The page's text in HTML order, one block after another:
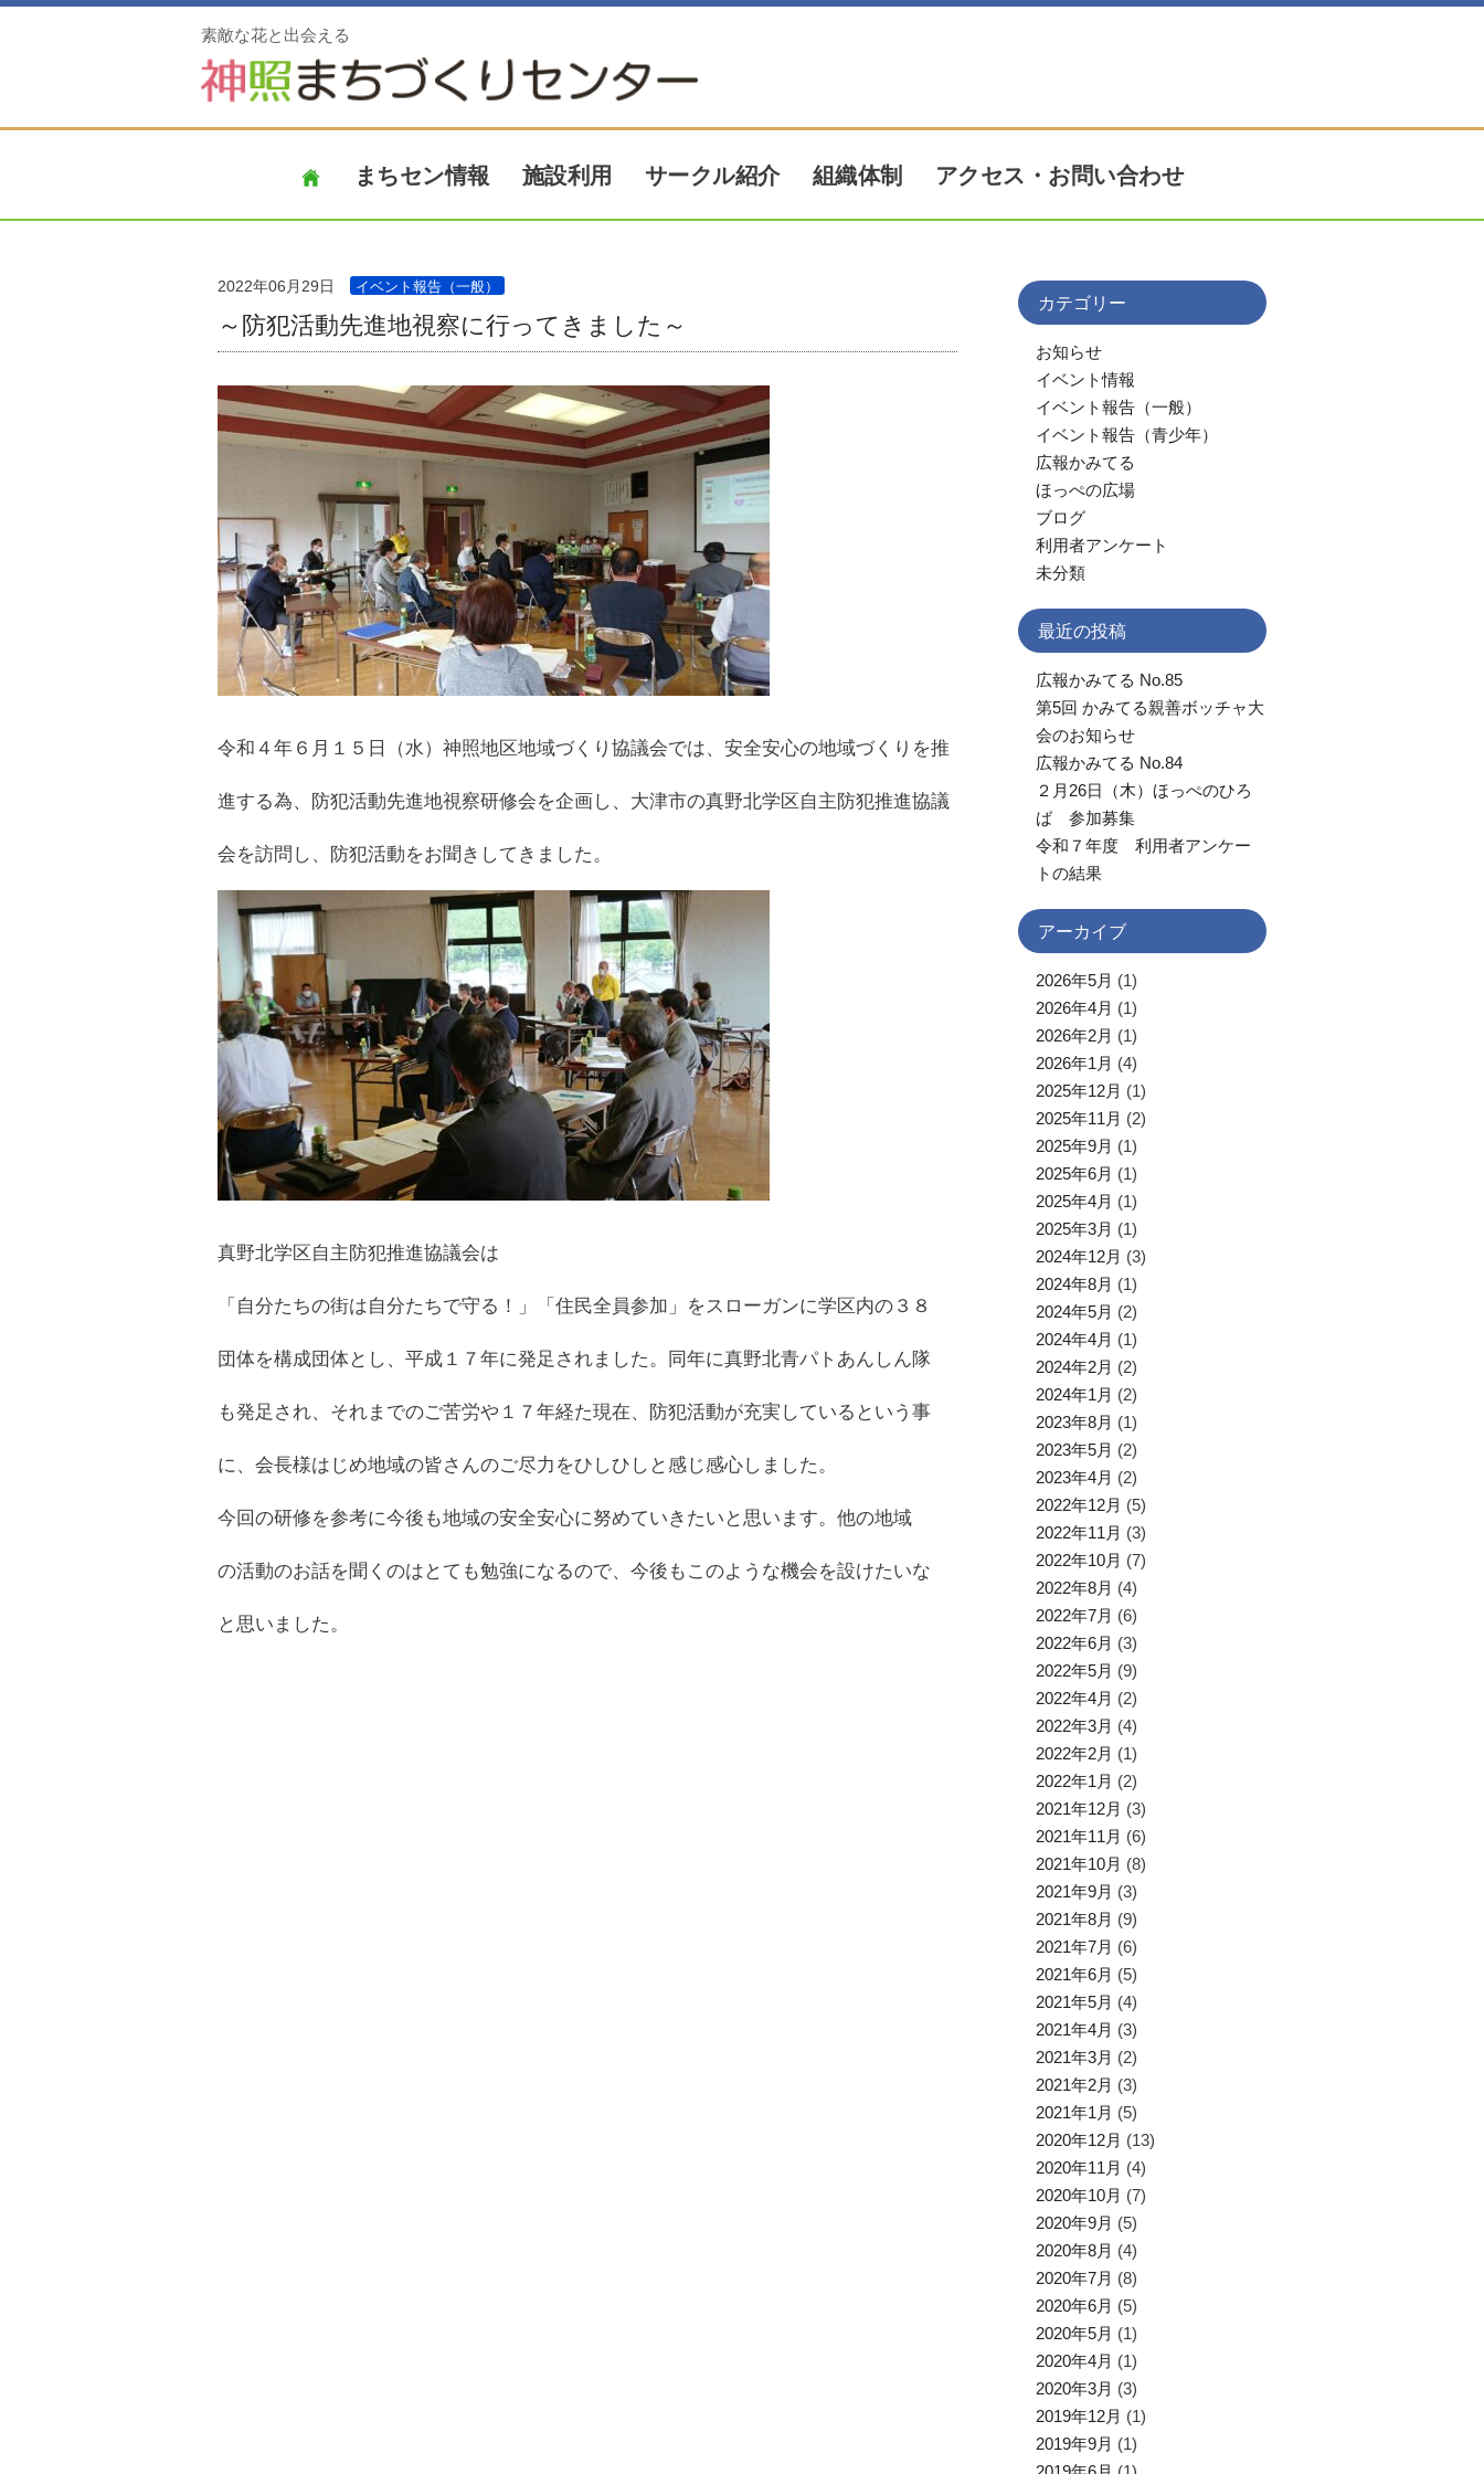
素敵な花と出会える
まちセン情報 施設利用 サークル紹介 組織体制 アクセス・お問い合わせ
2022年06月29日 イベント報告（一般）
～防犯活動先進地視察に行ってきました～
令和４年６月１５日（水）神照地区地域づくり協議会では、安全安心の地域づくりを推
進する為、防犯活動先進地視察研修会を企画し、大津市の真野北学区自主防犯推進協議
会を訪問し、防犯活動をお聞きしてきました。
真野北学区自主防犯推進協議会は
「自分たちの街は自分たちで守る！」「住民全員参加」をスローガンに学区内の３８
団体を構成団体とし、平成１７年に発足されました。同年に真野北青パトあんしん隊
も発足され、それまでのご苦労や１７年経た現在、防犯活動が充実しているという事
に、会長様はじめ地域の皆さんのご尽力をひしひしと感じ感心しました。
今回の研修を参考に今後も地域の安全安心に努めていきたいと思います。他の地域
の活動のお話を聞くのはとても勉強になるので、今後もこのような機会を設けたいな
と思いました。
カテゴリー
お知らせ
イベント情報
イベント報告（一般）
イベント報告（青少年）
広報かみてる
ほっぺの広場
ブログ
利用者アンケート
未分類
最近の投稿
広報かみてる No.85
第5回 かみてる親善ボッチャ大
会のお知らせ
広報かみてる No.84
２月26日（木）ほっぺのひろ
ば 参加募集
令和７年度 利用者アンケー
トの結果
アーカイブ
2026年5月 (1)
2026年4月 (1)
2026年2月 (1)
2026年1月 (4)
2025年12月 (1)
2025年11月 (2)
2025年9月 (1)
2025年6月 (1)
2025年4月 (1)
2025年3月 (1)
2024年12月 (3)
2024年8月 (1)
2024年5月 (2)
2024年4月 (1)
2024年2月 (2)
2024年1月 (2)
2023年8月 (1)
2023年5月 (2)
2023年4月 (2)
2022年12月 (5)
2022年11月 (3)
2022年10月 (7)
2022年8月 (4)
2022年7月 (6)
2022年6月 (3)
2022年5月 (9)
2022年4月 (2)
2022年3月 (4)
2022年2月 (1)
2022年1月 (2)
2021年12月 (3)
2021年11月 (6)
2021年10月 (8)
2021年9月 (3)
2021年8月 (9)
2021年7月 (6)
2021年6月 (5)
2021年5月 (4)
2021年4月 (3)
2021年3月 (2)
2021年2月 (3)
2021年1月 (5)
2020年12月 (13)
2020年11月 (4)
2020年10月 (7)
2020年9月 (5)
2020年8月 (4)
2020年7月 (8)
2020年6月 (5)
2020年5月 (1)
2020年4月 (1)
2020年3月 (3)
2019年12月 (1)
2019年9月 (1)